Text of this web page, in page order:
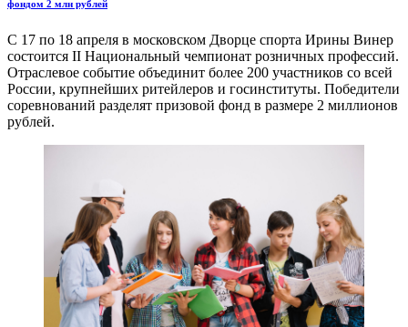
фондом 2 млн рублей
С 17 по 18 апреля в московском Дворце спорта Ирины Винер
состоится II Национальный чемпионат розничных профессий.
Отраслевое событие объединит более 200 участников со всей
России, крупнейших ритейлеров и госинституты. Победители
соревнований разделят призовой фонд в размере 2 миллионов
рублей.